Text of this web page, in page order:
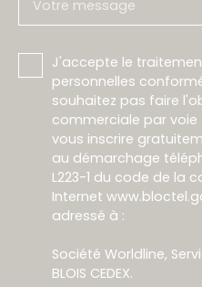
Votre message
J'accepte le
personnelles
souhaitez pas faire
commerciale par voie
vous inscrire
au démarchage
L223-1 du code de la
Internet
adressé à :
Société Worldline,
BLOIS CEDEX.